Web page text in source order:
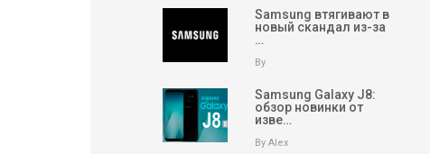
Samsung втягивают в
новый скандал из-за
…
By
Samsung Galaxy J8:
обзор новинки от
изве…
By Alex